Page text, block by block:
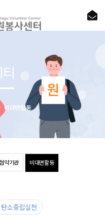
약기관 비대면활동
비대면활동
탄소중립실천